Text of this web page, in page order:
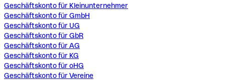
Geschäftskonto für Kleinunternehmer
Geschäftskonto für GmbH
Geschäftskonto für UG
Geschäftskonto für GbR
Geschäftskonto für AG
Geschäftskonto für KG
Geschäftskonto für oHG
Geschäftskonto für Vereine